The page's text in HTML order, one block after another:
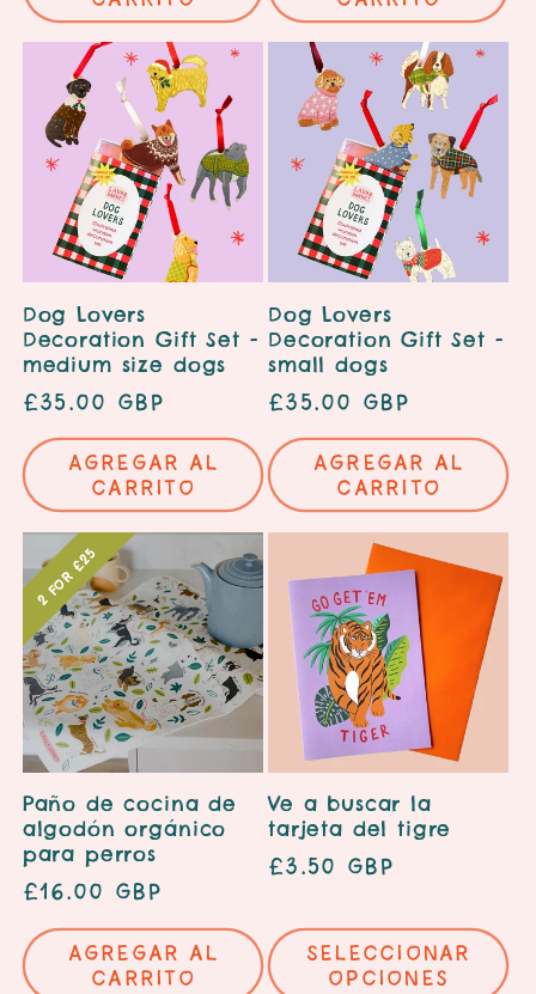
Dog Lovers
Decoration Gift Set -
medium size dogs
Precio
habitual
£35.00 GBP
Agregar al
carrito
Dog Lovers
Decoration Gift Set -
small dogs
Precio
habitual
£35.00 GBP
Agregar al
carrito
2 for £25
Paño de cocina de
algodón orgánico
para perros
Precio
habitual
£16.00 GBP
Agregar al
carrito
Ve a buscar la
tarjeta del tigre
Precio
£3.50 GBP
Seleccionar
opciones